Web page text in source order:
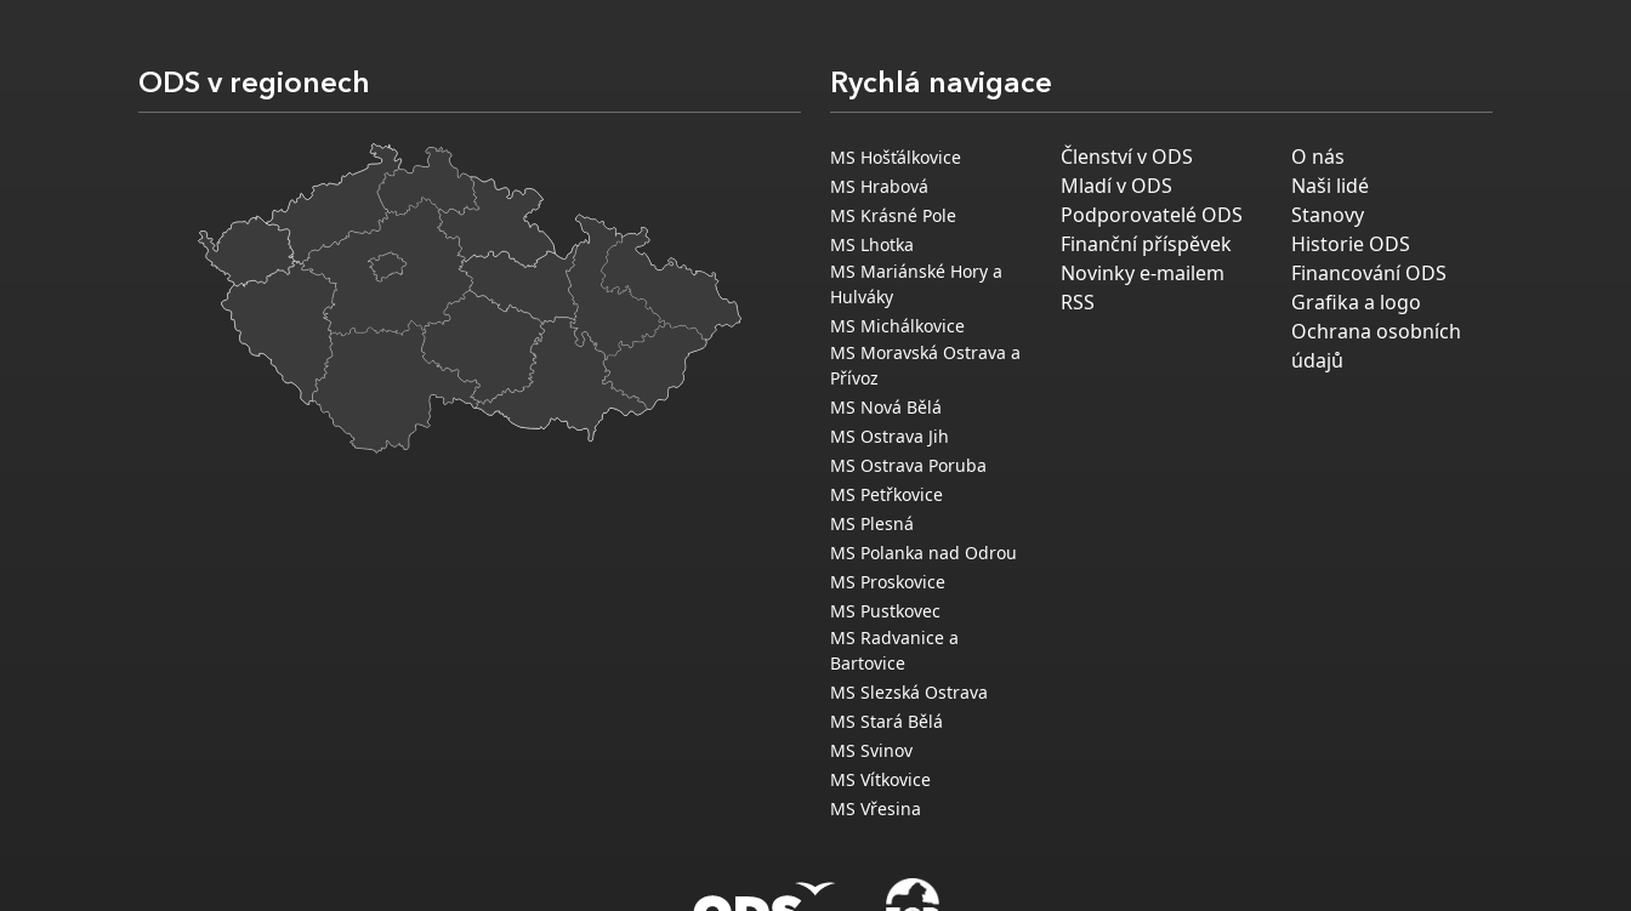
ODS v regionech Rychlá navigace
MS Hošťálkovice
MS Hrabová
MS Krásné Pole
MS Lhotka
MS Mariánské Hory a
Hulváky
MS Michálkovice
MS Moravská Ostrava a
Přívoz
MS Nová Bělá
MS Ostrava Jih
MS Ostrava Poruba
MS Petřkovice
MS Plesná
MS Polanka nad Odrou
MS Proskovice
MS Pustkovec
MS Radvanice a
Bartovice
MS Slezská Ostrava
MS Stará Bělá
MS Svinov
MS Vítkovice
MS Vřesina
Členství v ODS
Mladí v ODS
Podporovatelé ODS
Finanční příspěvek
Novinky e-mailem
RSS
O nás
Naši lidé
Stanovy
Historie ODS
Financování ODS
Grafika a logo
Ochrana osobních
údajů